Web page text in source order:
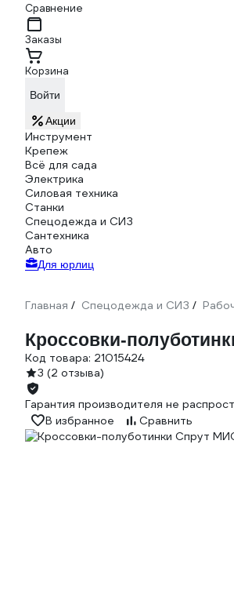
Сравнение
Заказы
Корзина
Войти
Акции
Инструмент
Крепеж
Всё для сада
Электрика
Силовая техника
Станки
Спецодежда и СИЗ
Сантехника
Авто
Для юрлиц
Главная / Спецодежда и СИЗ /
Кроссовки-
Код товара: 21015424
3 (2 отзыва)
Гарантия производителя не
В избранное
Сравнить